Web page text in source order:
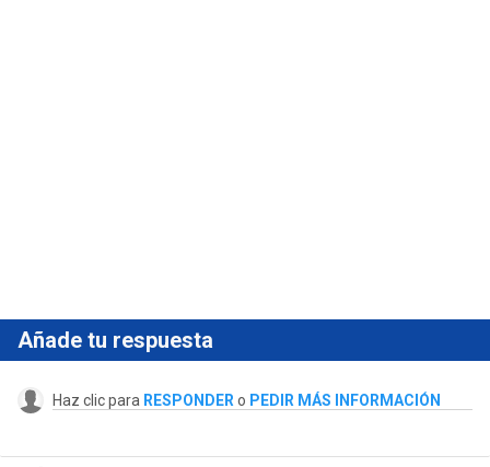
Añade tu respuesta
Haz clic para RESPONDER o PEDIR MÁS INFORMACIÓN